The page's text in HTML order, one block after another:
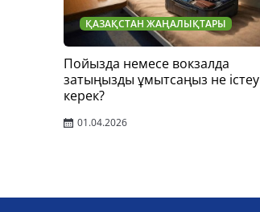
ҚАЗАҚСТАН ЖАҢАЛЫҚТАРЫ
Пойызда немесе вокзалда
затыңызды ұмытсаңыз не істеу
керек?
01.04.2026